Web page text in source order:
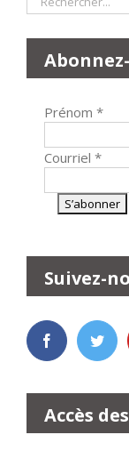
Prénom *
Courriel *
Suivez-
Accès